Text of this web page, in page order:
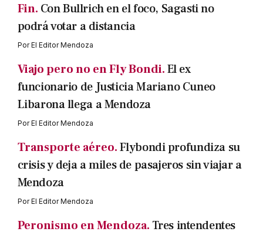
Fin. Con Bullrich en el foco, Sagasti no
podrá votar a distancia
PorEl Editor Mendoza
Viajo pero no en Fly Bondi.El ex
funcionario de Justicia Mariano Cuneo
Libarona llega a Mendoza
PorEl Editor Mendoza
Transporte aéreo.Flybondi profundiza su
crisis y deja a miles de pasajeros sin viajar a
Mendoza
PorEl Editor Mendoza
Peronismo en Mendoza. Tres intendentes